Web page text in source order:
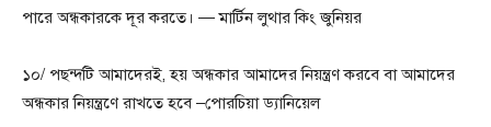
পারে অন্ধকারকে দূর করতে। — মার্টিন লুথার কিং জুনিয়র
১০/ পছন্দটি আমাদেরই, হয় অন্ধকার আমাদের নিয়ন্ত্রণ করবে বা আমাদের
অন্ধকার নিয়ন্ত্রণে রাখতে হবে –পোরচিয়া ড্যানিয়েল